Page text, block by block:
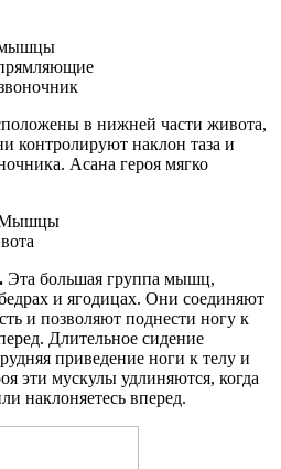
в нижней части живота,
контролируют наклон таза и
Асана героя мягко
Эта большая группа мышц,
и ягодицах. Они соединяют
и позволяют поднести ногу к
Длительное сидение
приведение ноги к телу и
эти мускулы удлиняются, когда
наклоняетесь вперед.